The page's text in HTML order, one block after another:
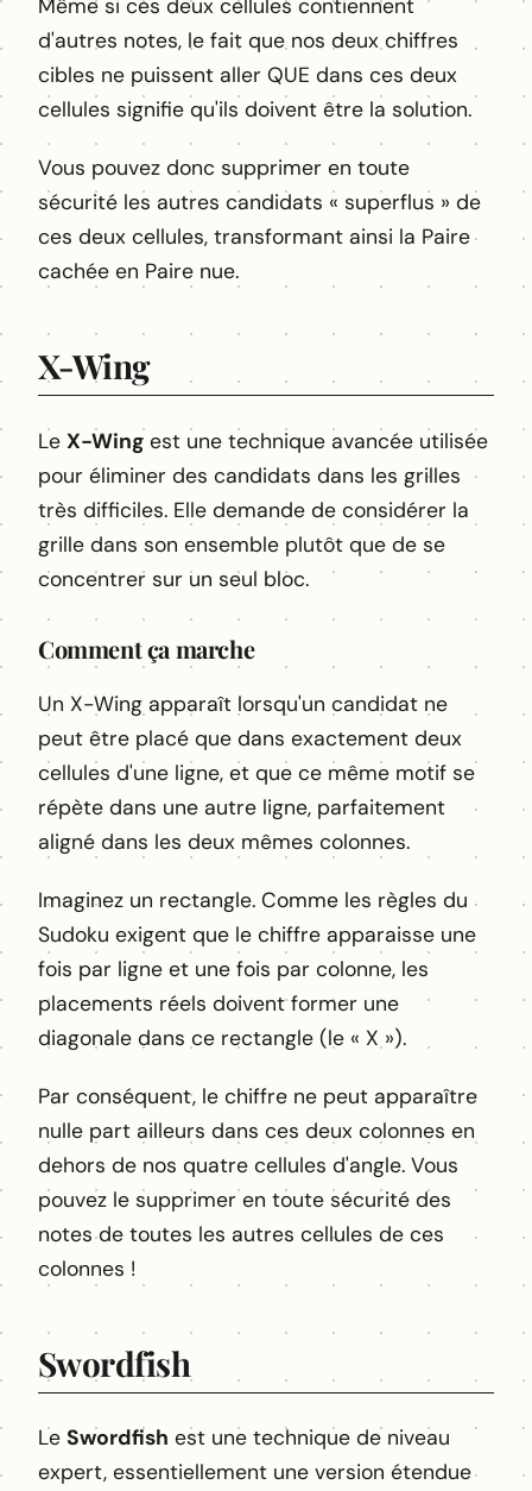
Même si ces deux cellules contiennent
d'autres notes, le fait que nos deux chiffres
cibles ne puissent aller QUE dans ces deux
cellules signifie qu'ils doivent être la solution.
Vous pouvez donc supprimer en toute
sécurité les autres candidats « superflus » de
ces deux cellules, transformant ainsi la Paire
cachée en Paire nue.
X-Wing
Le X-Wing est une technique avancée utilisée
pour éliminer des candidats dans les grilles
très difficiles. Elle demande de considérer la
grille dans son ensemble plutôt que de se
concentrer sur un seul bloc.
Comment ça marche
Un X-Wing apparaît lorsqu'un candidat ne
peut être placé que dans exactement deux
cellules d'une ligne, et que ce même motif se
répète dans une autre ligne, parfaitement
aligné dans les deux mêmes colonnes.
Imaginez un rectangle. Comme les règles du
Sudoku exigent que le chiffre apparaisse une
fois par ligne et une fois par colonne, les
placements réels doivent former une
diagonale dans ce rectangle (le « X »).
Par conséquent, le chiffre ne peut apparaître
nulle part ailleurs dans ces deux colonnes en
dehors de nos quatre cellules d'angle. Vous
pouvez le supprimer en toute sécurité des
notes de toutes les autres cellules de ces
colonnes !
Swordfish
Le Swordfish est une technique de niveau
expert, essentiellement une version étendue